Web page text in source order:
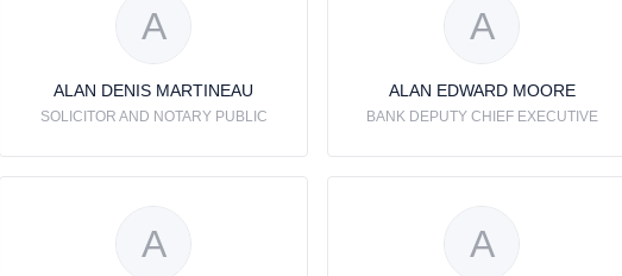
A
ALAN DENIS MARTINEAU
SOLICITOR AND NOTARY PUBLIC
A
ALAN EDWARD MOORE
BANK DEPUTY CHIEF EXECUTIVE
A A